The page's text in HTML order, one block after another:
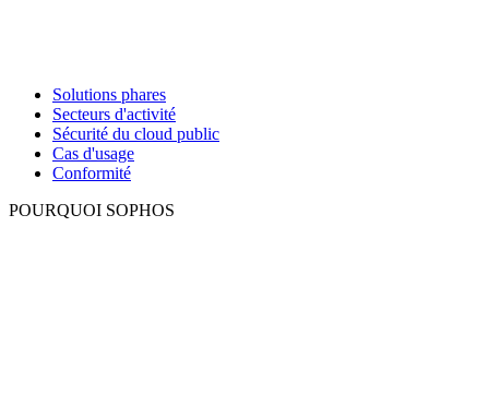
Solutions phares
Secteurs d'activité
Sécurité du cloud public
Cas d'usage
Conformité
POURQUOI SOPHOS